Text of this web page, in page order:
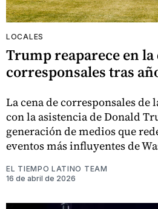
LOCALES
Trump reaparece en la
corresponsales tras
La cena de corresponsales de
con la asistencia de Donald
generación de medios que
eventos más influyentes de
EL TIEMPO LATINO TEAM
16 de abril de 2026